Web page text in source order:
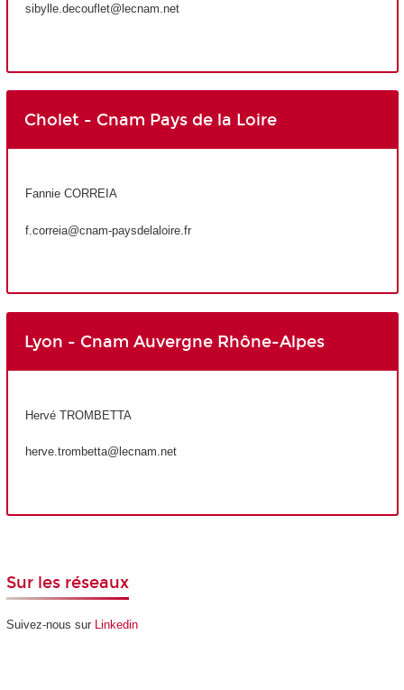
sibylle.decouflet@lecnam.net
Cholet - Cnam Pays de la Loire
Fannie CORREIA
f.correia@cnam-paysdelaloire.fr
Lyon - Cnam Auvergne Rhône-Alpes
Hervé TROMBETTA
herve.trombetta@lecnam.net
Sur les réseaux
Suivez-nous sur Linkedin